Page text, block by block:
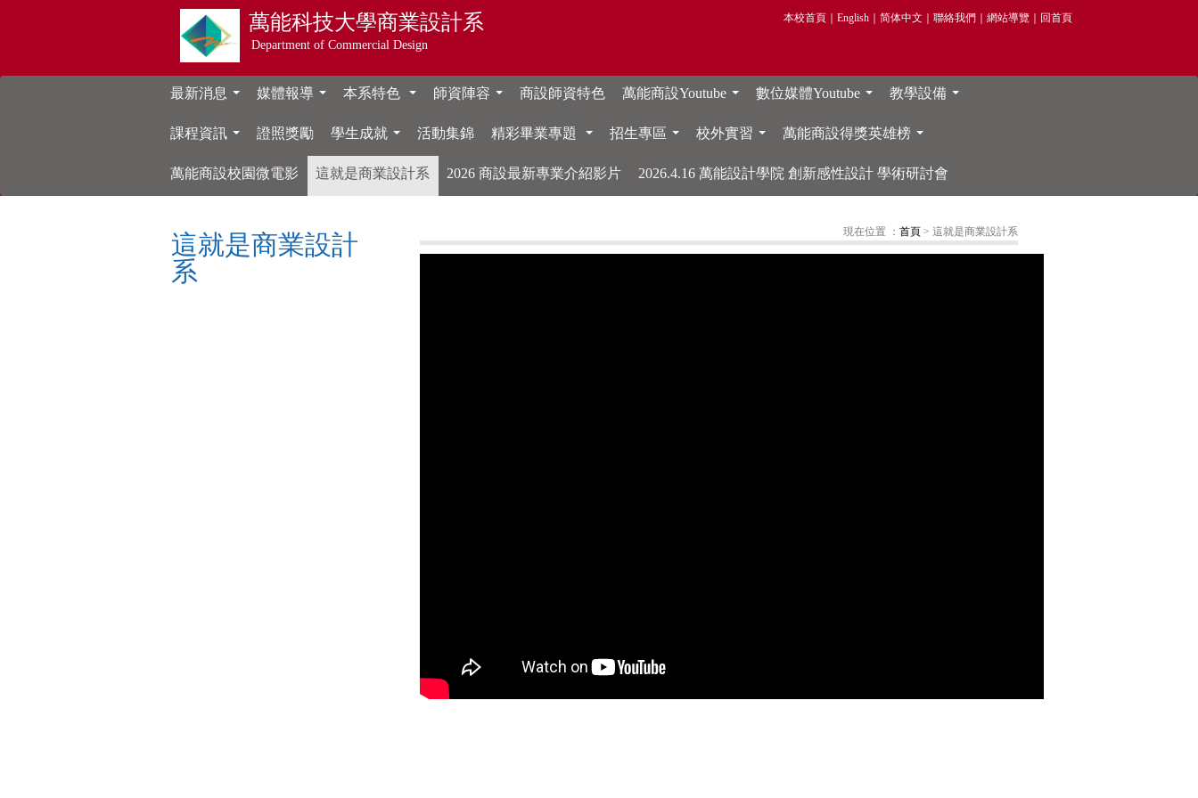
萬能科技大學商業設計系
Department of Commercial Design
本校首頁 ｜English ｜简体中文 ｜聯絡我們 ｜網站導覽 回首頁
最新消息 媒體報導 本系特色 師資陣容 商設師資特色 萬能商設Youtube 數位媒體Youtube 教學設備
課程資訊
證照獎勵 學生成就 活動集錦 精彩畢業專題 招生專區 校外實習 萬能商設得獎英雄榜
萬能商設校園微電影
這就是商業設計系 2026 商設最新專業介紹影片 2026.4.16 萬能設計學院 創新感性設計 學術研討會
這就是商業設計
系
現在位置 ： 首頁 > 這就是商業設計系